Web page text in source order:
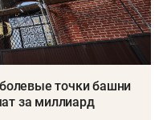
точки башни
за миллиард